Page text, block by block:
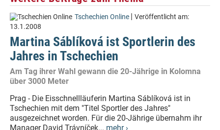
Tschechien Online | Veröffentlicht am:
13.1.2008
Martina Sáblíková ist Sportlerin des
Jahres in Tschechien
Am Tag ihrer Wahl gewann die 20-Jährige in Kolomna
über 3000 Meter
Prag - Die Eisschnellläuferin Martina Sáblíková ist in
Tschechien mit dem "Titel Sportler des Jahres"
ausgezeichnet worden. Für die 20-Jährige übernahm ihr
Manager David Trávníček... mehr ›